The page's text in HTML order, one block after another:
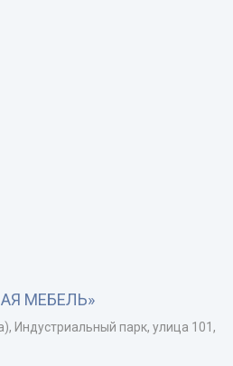
МЕБЕЛЬ»
Индустриальный парк, улица 101,